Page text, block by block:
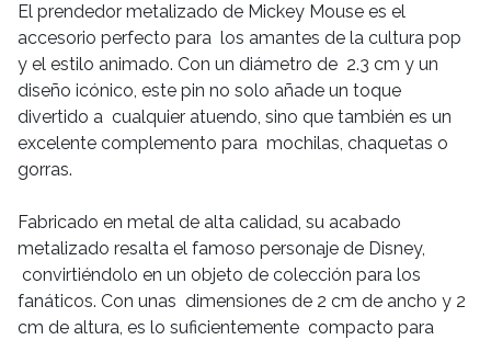
El prendedor metalizado de Mickey Mouse es el
accesorio perfecto para los amantes de la cultura pop
y el estilo animado. Con un diámetro de 2.3 cm y un
diseño icónico, este pin no solo añade un toque
divertido a cualquier atuendo, sino que también es un
excelente complemento para mochilas, chaquetas o
gorras.
Fabricado en metal de alta calidad, su acabado
metalizado resalta el famoso personaje de Disney,
convirtiéndolo en un objeto de colección para los
fanáticos. Con unas dimensiones de 2 cm de ancho y 2
cm de altura, es lo suficientemente compacto para